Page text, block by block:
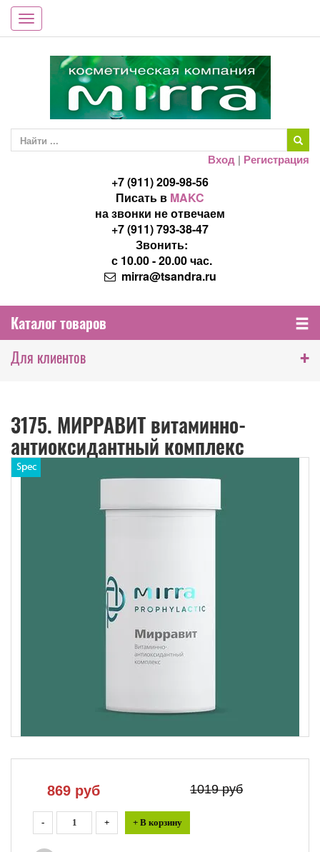
Toggle
navigation
Вход | Регистрация
+7 (911) 209-98-56
Писать в MAKC
на звонки не отвечаем
+7 (911) 793-38-47
Звонить:
с 10.00 - 20.00 час.
mirra@tsandra.ru
Каталог товаров
Для клиентов
+
3175. МИРРАВИТ витаминно-
антиоксидантный комплекс
869 руб 1019 руб
- + + В корзину